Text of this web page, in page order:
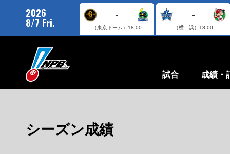
2026
8/7 Fri.
-
（東京ドーム） 18:00
-
（横 浜） 18:00
試合 成績・
シーズン成績